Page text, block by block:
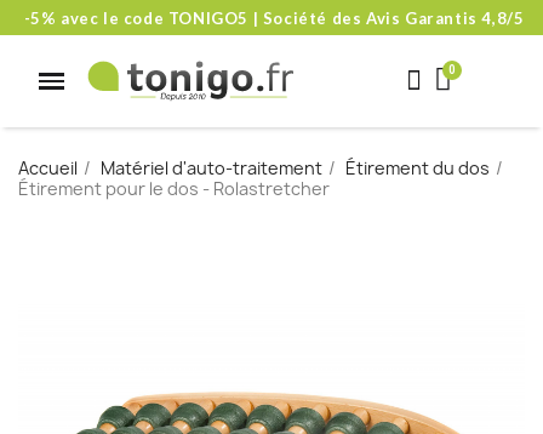
-5% avec le code TONIGO5 | Société des Avis Garantis 4,8/5
Accueil Matériel d'auto-traitement
Étirement du dos
Étirement pour le dos - Rolastretcher